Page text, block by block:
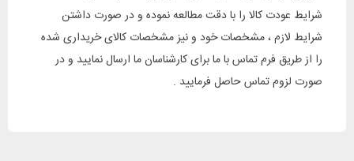
شرایط عودت کالا را با دقت مطالعه نموده و در صورت داشتن
شرایط لازم ، مشخصات خود و نیز مشخصات کالای خریداری شده
را از طریق فرم تماس با ما برای کارشناسان ما ارسال نمایید و در
صورت لزوم تماس حاصل فرمایید .